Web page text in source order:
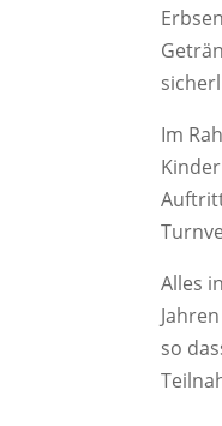
Im
Alles
so